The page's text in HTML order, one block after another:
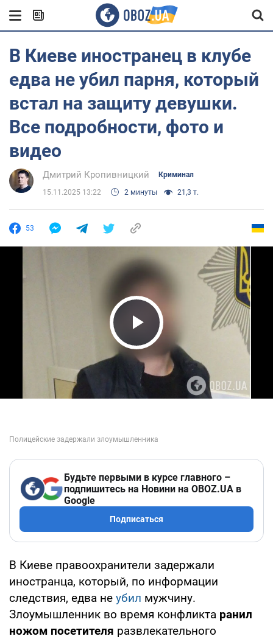
В Киеве иностранец в клубе
едва не убил парня, который
встал на защиту девушки.
Все подробности, фото и
видео
Дмитрий Кропивницкий Криминал
15.11.2025 13:22 2 минуты 21,3 т.
53
Play Video
Будьте первыми в курсе главного –
подпишитесь на Новини на OBOZ.UA в
Google
Подписаться
В Киеве правоохранители задержали
иностранца, который, по информации
следствия, едва не убил мужчину.
Злоумышленник во время конфликта ранил
ножом посетителя развлекательного